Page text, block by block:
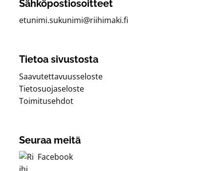
Sähköpostiosoitteet
etunimi.sukunimi@riihimaki.fi
Tietoa sivustosta
Saavutettavuusseloste
Tietosuojaseloste
Toimitusehdot
Seuraa meitä
Facebook